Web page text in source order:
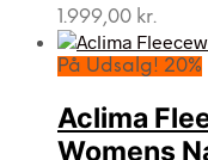
1.999,00 kr.
På Udsalg! 20%
Aclima
Womens